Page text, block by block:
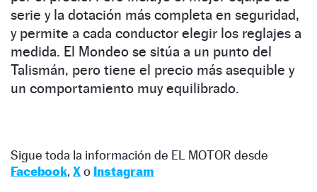
serie y la dotación más completa en seguridad,
y permite a cada conductor elegir los reglajes a
medida. El Mondeo se sitúa a un punto del
Talismán, pero tiene el precio más asequible y
un comportamiento muy equilibrado.
Sigue toda la información de EL MOTOR desde
Facebook, Xo Instagram